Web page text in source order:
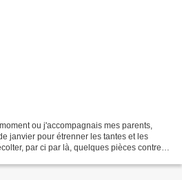
ou j'accompagnais mes parents,
janvier pour étrenner les tantes et les
par ci par là, quelques pièces contre